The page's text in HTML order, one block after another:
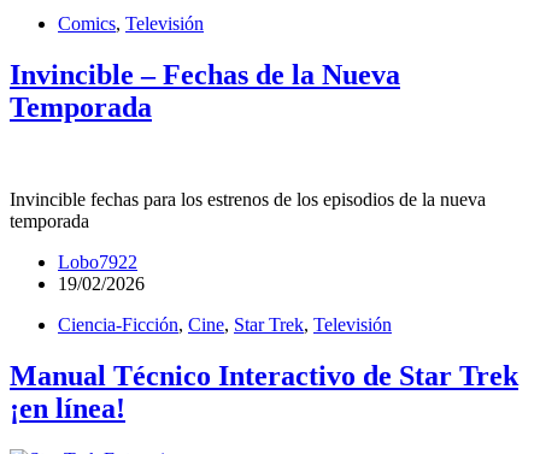
Comics, Televisión
Invincible – Fechas de la Nueva
Temporada
Invincible fechas para los estrenos de los episodios de la nueva
temporada
Lobo7922
19/02/2026
Ciencia-Ficción, Cine, Star Trek, Televisión
Manual Técnico Interactivo de Star Trek
¡en línea!